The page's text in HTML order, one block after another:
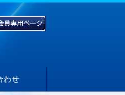
わせ